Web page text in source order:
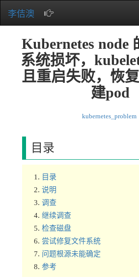
李佶澳
Kubernetes node
系统损坏，
且重启失败，恢
建pod
kubernetes_problem
目录
目录
说明
调查
继续调查
检查磁盘
尝试修复文件系统
问题根源未能确定
参考